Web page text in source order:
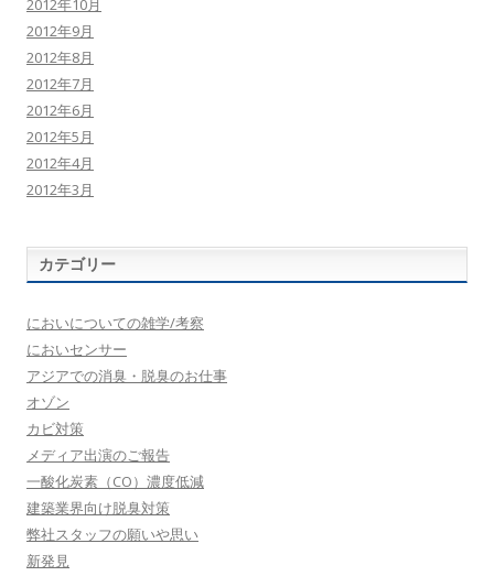
2012年10月
2012年9月
2012年8月
2012年7月
2012年6月
2012年5月
2012年4月
2012年3月
カテゴリー
においについての雑学/考察
においセンサー
アジアでの消臭・脱臭のお仕事
オゾン
カビ対策
メディア出演のご報告
一酸化炭素（CO）濃度低減
建築業界向け脱臭対策
弊社スタッフの願いや思い
新発見